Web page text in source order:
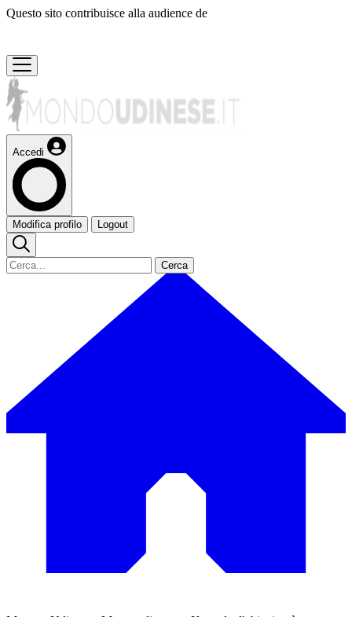
Questo sito contribuisce alla audience de
Accedi
Modifica profilo Logout
Cerca